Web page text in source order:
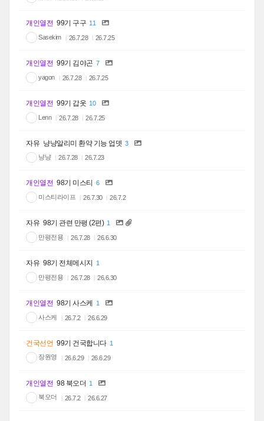
개인열전 99기 구구 11
Sasekim 26.7.28 26.7.25
개인열전 99기 김야곤 7
yagon 26.7.28 26.7.25
개인열전 99기 갑옷 10
Lenn 26.7.28 26.7.25
자유 냥냥알리미 환약 기능 업뎃 3
냥냥
26.7.28 26.7.23
개인열전 98기 미스티
6
미스티라이프
26.7.30 26.7.2
자유 98기 관련 만평 (2편) 1
만평전용
26.7.28 26.6.30
자유 98기 전체메시지
1
만평전용
26.7.28 26.6.30
개인열전 98기 사스케
1
사스케
26.7.2 26.6.29
건국선언 99기 건국합니다 1
장원영
26.6.29 26.6.29
개인열전 98 북오더 1
북오더
26.7.2 26.6.27